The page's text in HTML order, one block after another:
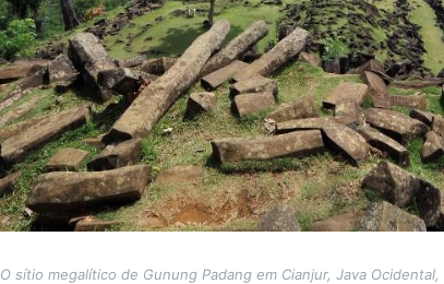
O sítio megalítico de Gunung Padang em Cianjur, Java Ocidental,